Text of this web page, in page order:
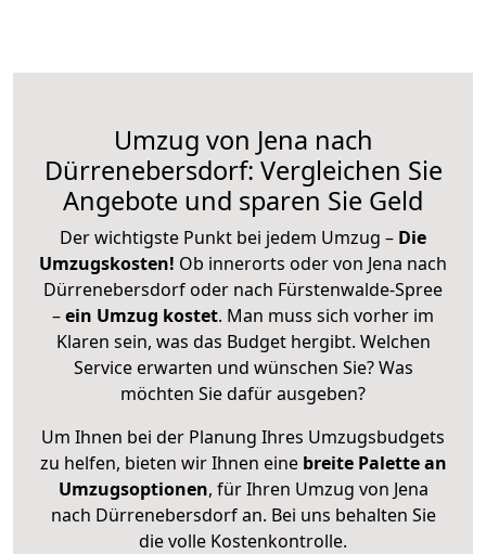
Umzug von Jena nach
Dürrenebersdorf: Vergleichen Sie
Angebote und sparen Sie Geld
Der wichtigste Punkt bei jedem Umzug – Die
Umzugskosten! Ob innerorts oder von Jena nach
Dürrenebersdorf oder nach Fürstenwalde-Spree
–ein Umzug kostet. Man muss sich vorher im
Klaren sein, was das Budget hergibt. Welchen
Service erwarten und wünschen Sie? Was
möchten Sie dafür ausgeben?
Um Ihnen bei der Planung Ihres Umzugsbudgets
zu helfen, bieten wir Ihnen eine breite Palette an
Umzugsoptionen, für Ihren Umzug von Jena
nach Dürrenebersdorf an. Bei uns behalten Sie
die volle Kostenkontrolle.